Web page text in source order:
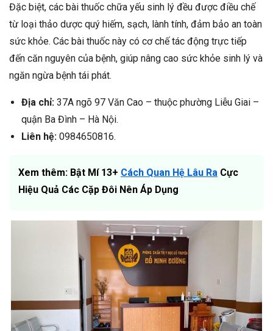
Đặc biệt, các bài thuốc chữa yếu sinh lý đều được điều chế
từ loại thảo dược quý hiếm, sạch, lành tính, đảm bảo an toàn
sức khỏe. Các bài thuốc này có cơ chế tác động trực tiếp
đến căn nguyên của bệnh, giúp nâng cao sức khỏe sinh lý và
ngăn ngừa bệnh tái phát.
Địa chỉ: 37A ngõ 97 Văn Cao – thuộc phường Liễu Giai –
quận Ba Đình – Hà Nội.
Liên hệ: 0984650816.
Xem thêm: Bật Mí 13+ Cách Quan Hệ Lâu Ra Cực
Hiệu Quả Các Cặp Đôi Nên Áp Dụng